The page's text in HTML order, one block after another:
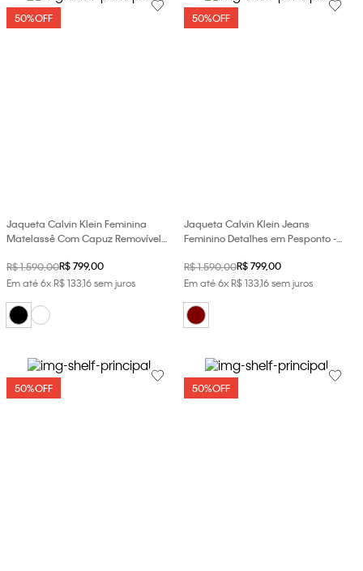
50%OFF
Jaqueta Calvin Klein Feminina
Matelassê Com Capuz Removível -
R$1.590,00R$799,00
Em até6xR$13316sem juros
50%OFF
Jaqueta Calvin Klein Jeans
Feminino Detalhes em Pesponto -
R$1.590,00R$799,00
Em até6xR$13316sem juros
50%OFF 50%OFF